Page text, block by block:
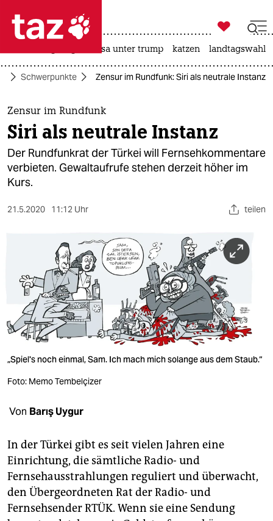
 taz zahl ich
taz zahl ich
themen
politik
öko
berlin
nord
wahrheit
verlag
verlag
veranstaltungen
fragen & hilfe
unterstützen
abo

taz zahl ich
usa unter trump katzen landtagswahl
Schwerpunkte Zensur im Rundfunk: Siri als neutrale Instanz
Zensur im Rundfunk
Siri als neutrale Instanz
Der Rundfunkrat der Türkei will Fernsehkommentare
verbieten. Gewaltaufrufe stehen derzeit höher im
Kurs.
21.5.2020 11:12 Uhr teilen
„Spiel's noch einmal, Sam. Ich mach mich solange aus dem Staub.“
Foto: Memo Tembelçizer
Von Barış Uygur
In der Türkei gibt es seit vielen Jahren eine
Einrichtung, die sämtliche Radio- und
Fernsehausstrahlungen reguliert und überwacht,
den Übergeordneten Rat der Radio- und
Fernsehsender RTÜK. Wenn sie eine Sendung